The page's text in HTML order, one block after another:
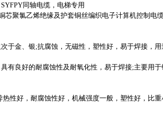
同轴电缆，电梯专用
聚氯乙烯绝缘及护套铜丝编织电子计算机控制电
金、银;抗腐蚀，无磁性，塑性好，易于焊接，用
良好的耐腐蚀性及耐氧化性，易于焊接;主要用
好，耐腐蚀性好，机械强度一般，塑性好，比重